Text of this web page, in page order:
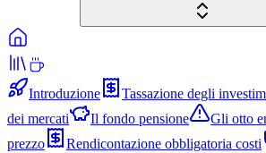
Introduzione Tassazione degli
dei mercati
Il fondo pensione Gli otto
prezzo
Rendicontazione obbligatoria costi